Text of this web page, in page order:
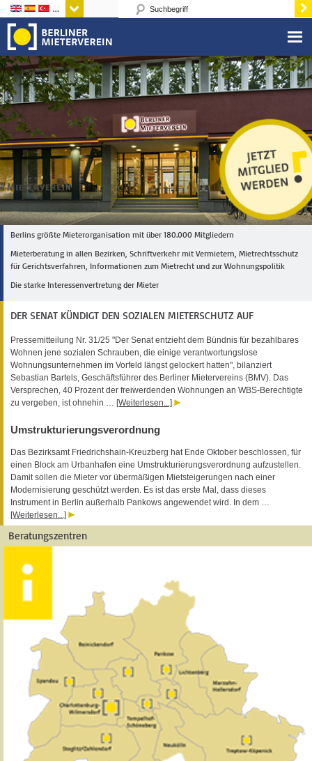
Sprachen
Berlins größte Mieterorganisation mit über 180.000 Mitgliedern
Mieterberatung in allen Bezirken, Schriftverkehr mit Vermietern, Mietrechtsschutz
für Gerichtsverfahren, Informationen zum Mietrecht und zur Wohnungspolitik
Die starke Interessenvertretung der Mieter
DER SENAT KÜNDIGT DEN SOZIALEN MIETERSCHUTZ AUF
Pressemitteilung Nr. 31/25 "Der Senat entzieht dem Bündnis für bezahlbares
Wohnen jene sozialen Schrauben, die einige verantwortungslose
Wohnungsunternehmen im Vorfeld längst gelockert hatten", bilanziert
Sebastian Bartels, Geschäftsführer des Berliner Mietervereins (BMV). Das
Versprechen, 40 Prozent der freiwerdenden Wohnungen an WBS-Berechtigte
zu vergeben, ist ohnehin … [Weiterlesen...]
Umstrukturierungsverordnung
Das Bezirksamt Friedrichshain-Kreuzberg hat Ende Oktober beschlossen, für
einen Block am Urbanhafen eine Umstrukturierungsverordnung aufzustellen.
Damit sollen die Mieter vor übermäßigen Mietsteigerungen nach einer
Modernisierung geschützt werden. Es ist das erste Mal, dass dieses
Instrument in Berlin außerhalb Pankows angewendet wird. In dem …
[Weiterlesen...]
Beratungszentren